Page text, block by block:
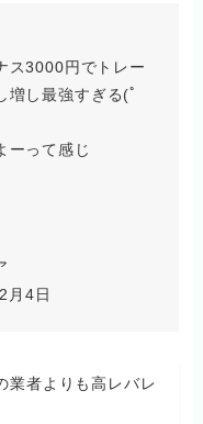
ス3000円でトレー
増し最強すぎる(ﾟ
ーって感じ
月4日
業者よりも高レバレ